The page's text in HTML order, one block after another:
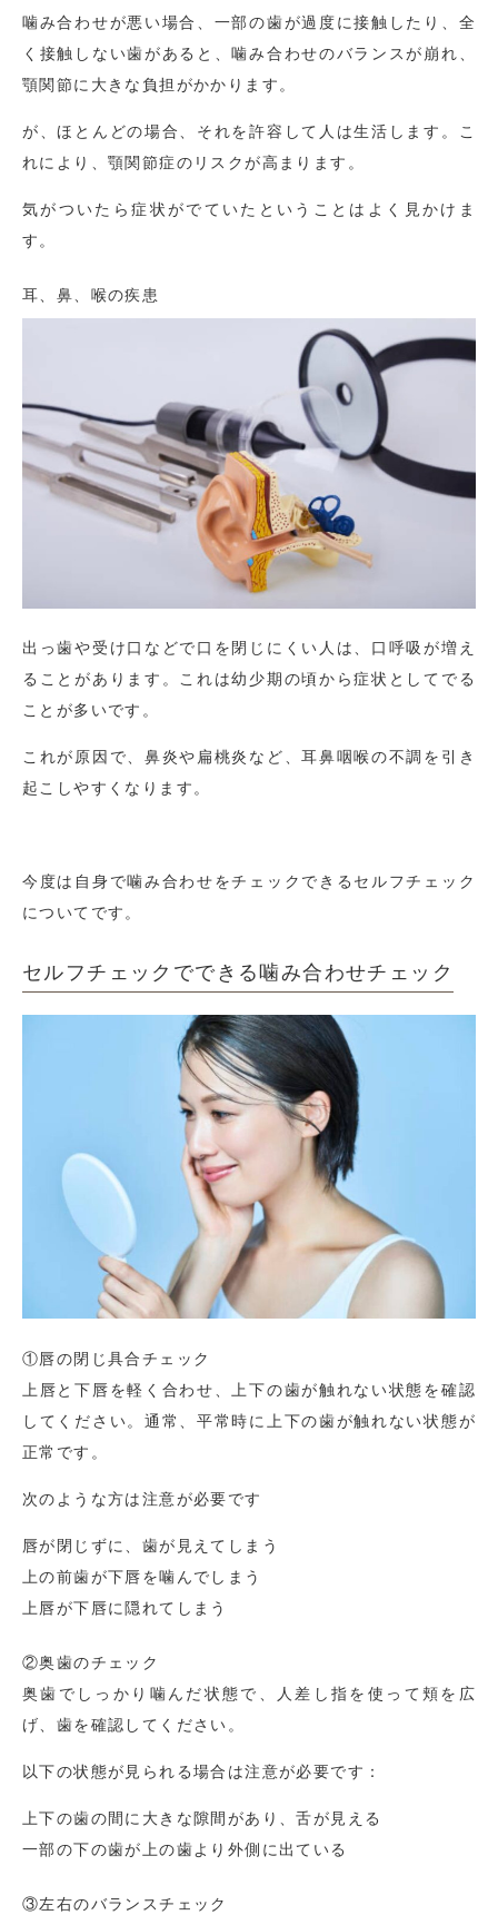
噛み合わせが悪い場合、一部の歯が過度に接触したり、全
く接触しない歯があると、噛み合わせのバランスが崩れ、
顎関節に大きな負担がかかります。
が、ほとんどの場合、それを許容して人は生活します。こ
れにより、顎関節症のリスクが高まります。
気がついたら症状がでていたということはよく見かけま
す。
耳、鼻、喉の疾患
出っ歯や受け口などで口を閉じにくい人は、口呼吸が増え
ることがあります。これは幼少期の頃から症状としてでる
ことが多いです。
これが原因で、鼻炎や扁桃炎など、耳鼻咽喉の不調を引き
起こしやすくなります。
今度は自身で噛み合わせをチェックできるセルフチェック
についてです。
セルフチェックでできる噛み合わせチェック
①唇の閉じ具合チェック
上唇と下唇を軽く合わせ、上下の歯が触れない状態を確認
してください。通常、平常時に上下の歯が触れない状態が
正常です。
次のような方は注意が必要です
唇が閉じずに、歯が見えてしまう
上の前歯が下唇を噛んでしまう
上唇が下唇に隠れてしまう
②奥歯のチェック
奥歯でしっかり噛んだ状態で、人差し指を使って頬を広
げ、歯を確認してください。
以下の状態が見られる場合は注意が必要です：
上下の歯の間に大きな隙間があり、舌が見える
一部の下の歯が上の歯より外側に出ている
③左右のバランスチェック